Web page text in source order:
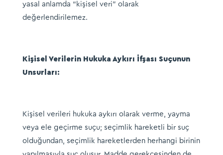
yasal anlamda “kişisel veri” olarak
değerlendirilemez.
Kişisel Verilerin Hukuka Aykırı İfşası Suçunun
Unsurları:
Kişisel verileri hukuka aykırı olarak verme, yayma
veya ele geçirme suçu; seçimlik hareketli bir suç
olduğundan, seçimlik hareketlerden herhangi birinin